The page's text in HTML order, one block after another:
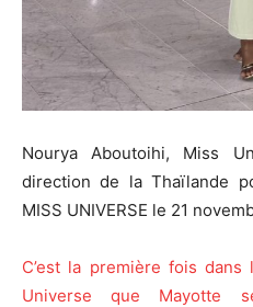
Nourya Aboutoihi, Miss
direction de la Thaïlande
MISS UNIVERSE le 21
C’est la première fois dans
Universe que Mayotte